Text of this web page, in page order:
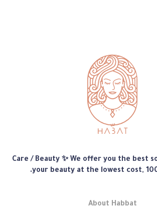
Care / Beauty ✨ We offer you the best
your beauty at the lowest cost,
About Habbat